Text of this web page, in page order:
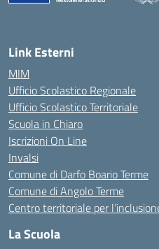
Link Esterni
MIM
Ufficio Scolastico Regionale
Ufficio Scolastico Territoriale
Scuola in Chiaro
Iscrizioni On Line
Invalsi
Comune di Darfo Boario Terme
Comune di Angolo Terme
Centro territoriale per
La Scuola